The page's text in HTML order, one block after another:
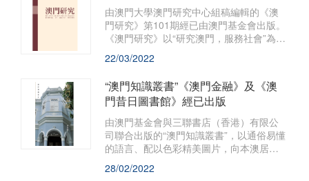
由澳門大學澳門研究中心組稿編輯的《澳
門研究》第101期經已由澳門基金會出版。
《澳門研究》以“研究澳門，服務社會”為宗
旨，透過選編、刊登海內外人文社會科學
的研究論文，薈萃各家學術思想，是推動
和深化“澳門學”建設的重要陣地，深受學界
關注。
22/03/2022
“澳門知識叢書”《澳門金融》及《澳
門昔日圖書館》經已出版
由澳門基金會與三聯書店（香港）有限公
司聯合出版的“澳門知識叢書”，以通俗易懂
的語言、配以色彩精美圖片，向本澳居
民、青年學生和旅客宣傳推介澳門具價值
的本土文化知識。由鄧偉強所著的《澳門
28/02/2022